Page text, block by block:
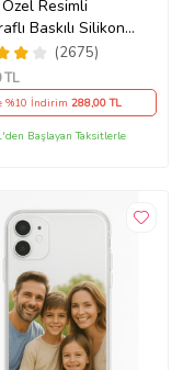
16/16e/16Plus/
Resimli
Baskılı Silikon
Kapak Kılıf
Modelleri
(2675)
TL
%10 İndirim288,00 TL
Başlayan Taksitlerle